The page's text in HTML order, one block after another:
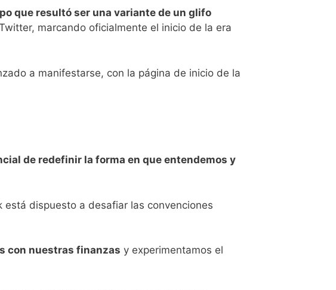
que resultó ser una variante de un glifo
marcando oficialmente el inicio de la era
a manifestarse, con la página de inicio de la
de redefinir la forma en que entendemos y
dispuesto a desafiar las convenciones
con nuestras finanzas y experimentamos el